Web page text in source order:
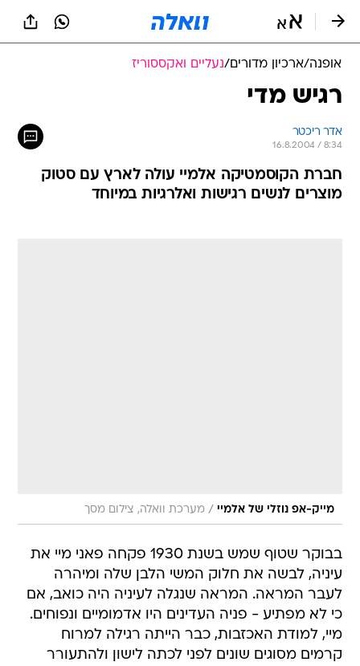
אופנה/ארכיון מדורים/נעליים ואקססוריז
רגיש מדי
אדר ריכטר
16.8.2004 / 8:34
חברת הקוסמטיקה אלמיי עולה לארץ עם סטוק
מוצרים לנשים רגישות ואלרגיות במיוחד
מייק-אפ נוזלי של אלמיי / מערכת וואלה, צילום מסך
בבוקר שטוף שמש בשנת 1930 פקחה פאני מיי את
עיניה, לבשה את חלוק המשי הלבן שלה ומיהרה
לעבר המראה. המראה שנגלה לעיניה היה כואב, אם
כי לא מפתיע - פניה העדינים היו אדמומיים ונפוחים.
מיי, למודת האכזבות, כבר הייתה רגילה למרוח
קרמים מסוגים שונים לפני לכתה לישון ולהתעורר